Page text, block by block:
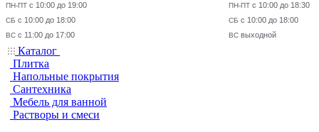
ПН-ПТ с 10:00 до 19:00
СБ с 10:00 до 18:00
ВС с 11:00 до 17:00
ПН-ПТ с 10:00 до 18:30
СБ с 10:00 до 18:00
ВС выходной
Каталог
Плитка
Напольные покрытия
Сантехника
Мебель для ванной
Растворы и смеси